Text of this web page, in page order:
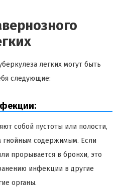
легких могут быть
следующие:
собой пустоты или полости,
гнойным содержимым. Если
прорывается в бронхи, это
инфекции в другие
органы.